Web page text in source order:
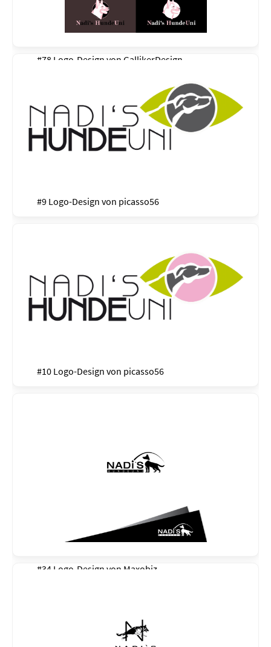
#78 Logo-Design von GallikerDesign
#9 Logo-Design von picasso56
#10 Logo-Design von picasso56
#34 Logo-Design von Maxobiz